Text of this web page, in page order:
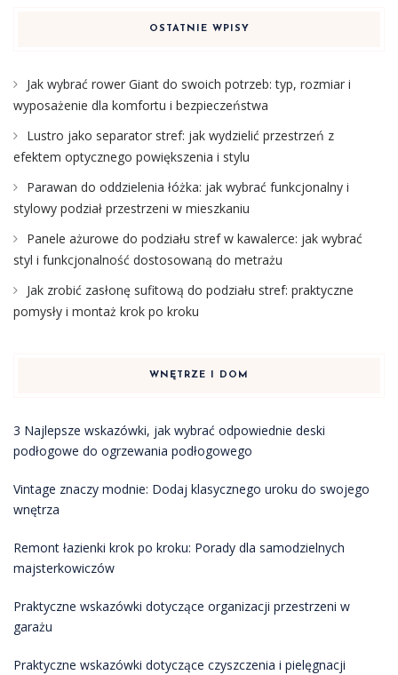
OSTATNIE WPISY
Jak wybrać rower Giant do swoich potrzeb: typ, rozmiar i
wyposażenie dla komfortu i bezpieczeństwa
Lustro jako separator stref: jak wydzielić przestrzeń z
efektem optycznego powiększenia i stylu
Parawan do oddzielenia łóżka: jak wybrać funkcjonalny i
stylowy podział przestrzeni w mieszkaniu
Panele ażurowe do podziału stref w kawalerce: jak wybrać
styl i funkcjonalność dostosowaną do metrażu
Jak zrobić zasłonę sufitową do podziału stref: praktyczne
pomysły i montaż krok po kroku
WNĘTRZE I DOM
3 Najlepsze wskazówki, jak wybrać odpowiednie deski
podłogowe do ogrzewania podłogowego
Vintage znaczy modnie: Dodaj klasycznego uroku do swojego
wnętrza
Remont łazienki krok po kroku: Porady dla samodzielnych
majsterkowiczów
Praktyczne wskazówki dotyczące organizacji przestrzeni w
garażu
Praktyczne wskazówki dotyczące czyszczenia i pielęgnacji